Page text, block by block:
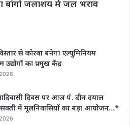
बांगो जलाशय में जल भराव
से कोरबा बनेगा एल्युमिनियम
उद्योगों का प्रमुख केंद्र
दिवस पर आज पं. दीन दयाल
में मूलनिवासियों का बड़ा आयोजन…*